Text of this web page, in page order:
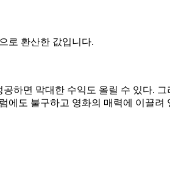
로 환산한 값입니다.
하면 막대한 수익도 올릴 수 있다. 그
에도 불구하고 영화의 매력에 이끌려